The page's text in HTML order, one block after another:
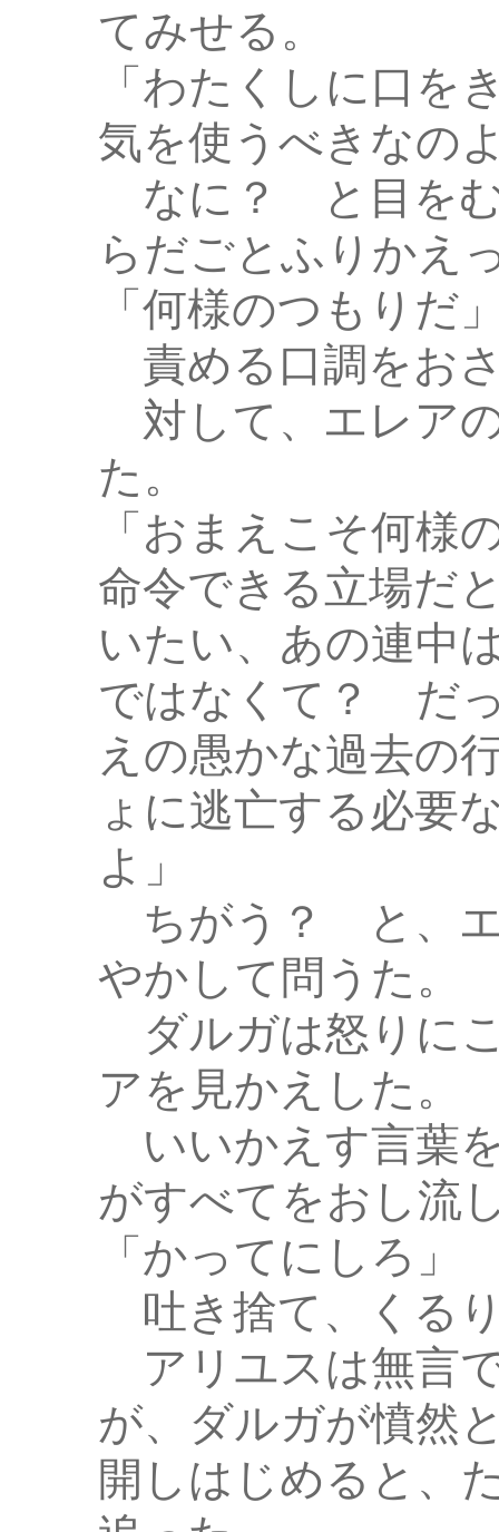
てみせる。
「わたくしに口を
気を使うべきなの
なに？ と目をむ
らだごとふりかえ
「何様のつもりだ
責める口調をお
対して、エレア
た。
「おまえこそ何
命令できる立場だ
いたい、あの連中
ではなくて？ だ
えの愚かな過去の
ょに逃亡する必要
よ」
ちがう？ と、エ
やかして問うた。
ダルガは怒りに
アを見かえした。
いいかえす言葉
がすべてをおし流
「かってにしろ」
吐き捨て、くる
アリユスは無言
が、ダルガが憤然
開しはじめると、